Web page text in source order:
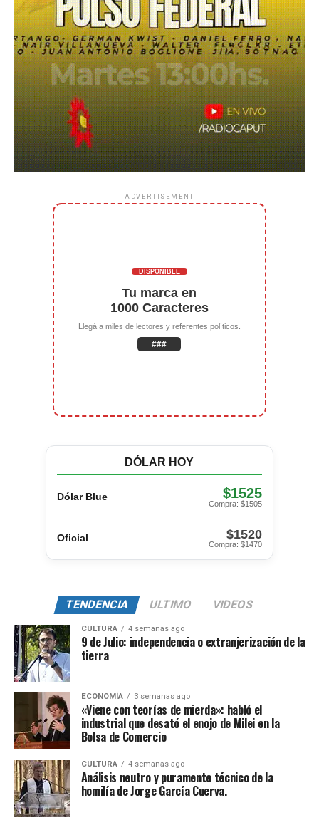
ADVERTISEMENT
DISPONIBLE
Tu marca en
1000 Caracteres
Llegá a miles de lectores y referentes políticos.
###
DÓLAR HOY
Dólar Blue $1525
Compra: $1505
Oficial $1520
Compra: $1470
TENDENCIA ULTIMO VIDEOS
CULTURA 4 semanas ago
9 de Julio: independencia o extranjerización de la
tierra
ECONOMÍA 3 semanas ago
«Viene con teorías de mierda»: habló el
industrial que desató el enojo de Milei en la
Bolsa de Comercio
CULTURA 4 semanas ago
Análisis neutro y puramente técnico de la
homilía de Jorge García Cuerva.